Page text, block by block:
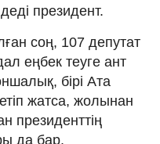
президент.
соң, 107 депутат
еңбек теуге ант
бірі Ата
жатса, жолынан
президенттің
да бар.